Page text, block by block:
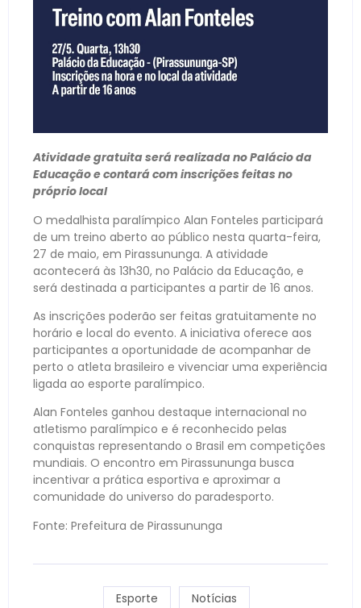
Atividade gratuita será realizada no Palácio da
Educação e contará com inscrições feitas no
próprio local
O medalhista paralímpico Alan Fonteles participará
de um treino aberto ao público nesta quarta-feira,
27 de maio, em Pirassununga. A atividade
acontecerá às 13h30, no Palácio da Educação, e
será destinada a participantes a partir de 16 anos.
As inscrições poderão ser feitas gratuitamente no
horário e local do evento. A iniciativa oferece aos
participantes a oportunidade de acompanhar de
perto o atleta brasileiro e vivenciar uma experiência
ligada ao esporte paralímpico.
Alan Fonteles ganhou destaque internacional no
atletismo paralímpico e é reconhecido pelas
conquistas representando o Brasil em competições
mundiais. O encontro em Pirassununga busca
incentivar a prática esportiva e aproximar a
comunidade do universo do paradesporto.
Fonte: Prefeitura de Pirassununga
Esporte Notícias